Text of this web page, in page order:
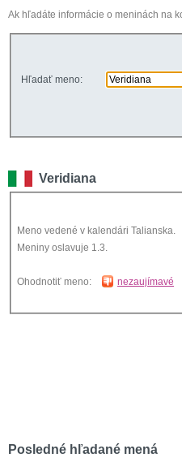
Ak hľadáte informácie o meninách na
Hľadať meno:
Veridiana
Meno vedené v kalendári Talianska.
Meniny oslavuje 1.3.
Ohodnotiť meno: nezaujímavé
Posledné hľadané mená